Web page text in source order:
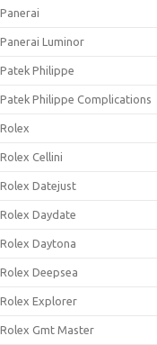
Panerai
Panerai Luminor
Patek Philippe
Patek Philippe Complications
Rolex
Rolex Cellini
Rolex Datejust
Rolex Daydate
Rolex Daytona
Rolex Deepsea
Rolex Explorer
Rolex Gmt Master